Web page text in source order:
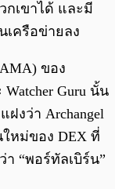
กเขาได้ และมี
เครือข่ายลง
ของ
Guru นั้น
งว่า Archangel
ใหม่ของ DEX ที่
า “พอร์ทัลเบิร์น”